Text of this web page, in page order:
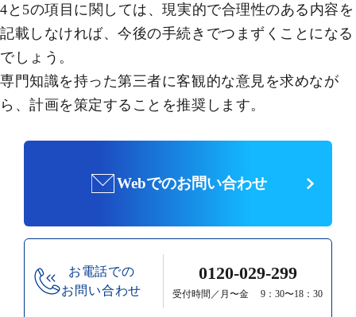
4と5の項目に関しては、現実的で合理性のある内容を
記載しなければ、今後の手続きでつまずくことになる
でしょう。
専門知識を持った第三者に客観的な意見を求めなが
ら、計画を策定することを推奨します。
Webでのお問い合わせ
お電話での
お問い合わせ
0120-029-299
受付時間／月〜金 9：30〜18：30